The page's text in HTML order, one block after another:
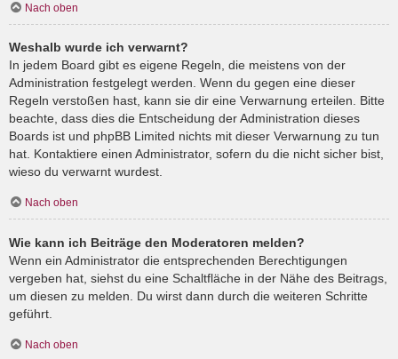
Nach oben
Weshalb wurde ich verwarnt?
In jedem Board gibt es eigene Regeln, die meistens von der
Administration festgelegt werden. Wenn du gegen eine dieser
Regeln verstoßen hast, kann sie dir eine Verwarnung erteilen. Bitte
beachte, dass dies die Entscheidung der Administration dieses
Boards ist und phpBB Limited nichts mit dieser Verwarnung zu tun
hat. Kontaktiere einen Administrator, sofern du die nicht sicher bist,
wieso du verwarnt wurdest.
Nach oben
Wie kann ich Beiträge den Moderatoren melden?
Wenn ein Administrator die entsprechenden Berechtigungen
vergeben hat, siehst du eine Schaltfläche in der Nähe des Beitrags,
um diesen zu melden. Du wirst dann durch die weiteren Schritte
geführt.
Nach oben